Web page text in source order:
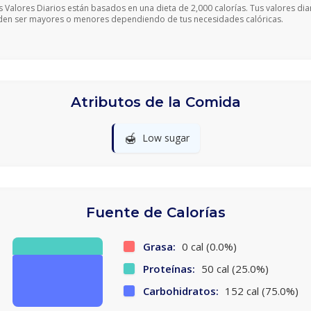
Valores Diarios están basados en una dieta de 2,000 calorías. Tus valores
ser mayores o menores dependiendo de tus necesidades calóricas.
Atributos de la Comida
🍯 Low sugar
Fuente de Calorías
Grasa: 0 cal (0.0%)
Proteínas: 50 cal (25.0%)
Carbohidratos: 152 cal (75.0%)